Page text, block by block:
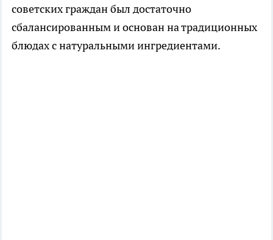
советских граждан был достаточно
сбалансированным и основан на традиционных
блюдах с натуральными ингредиентами.